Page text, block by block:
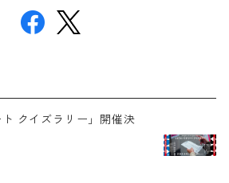
ト クイズラリー」開催決